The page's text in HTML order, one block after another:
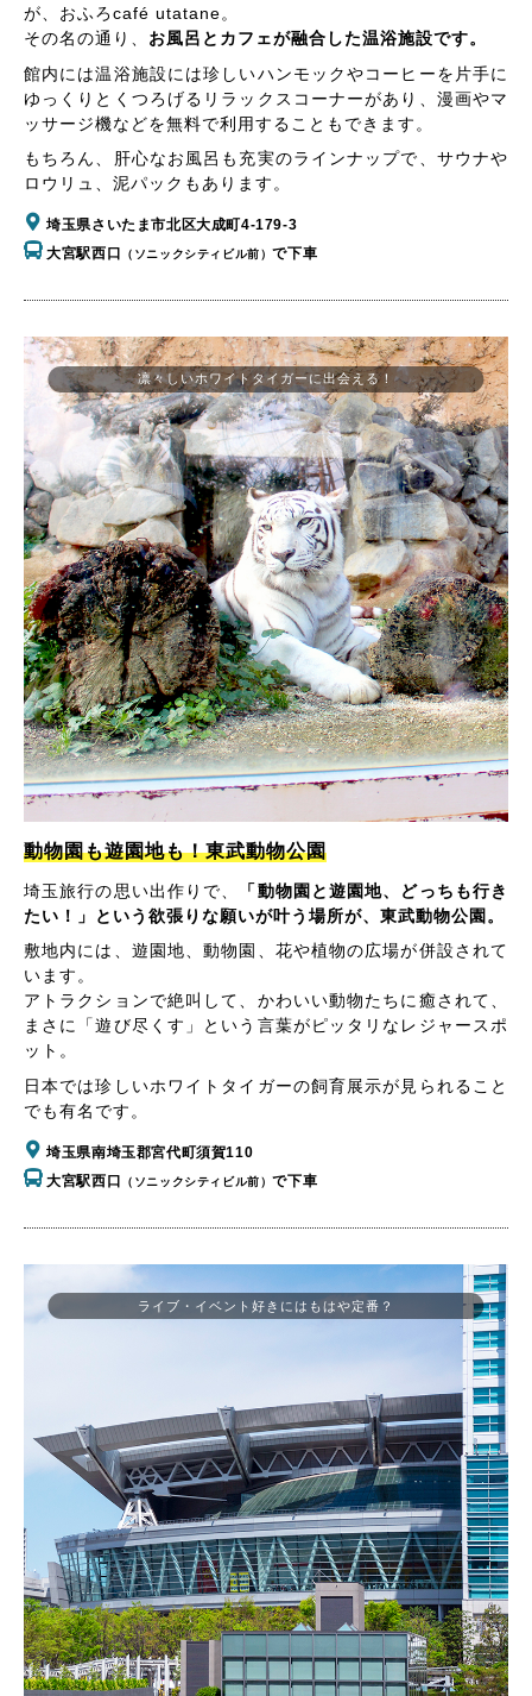
が、おふろcafé utatane。
その名の通り、 お風呂とカフェが融合した温浴施設です。
館内には温浴施設には珍しいハンモックやコーヒーを片手に
ゆっくりとくつろげるリラックスコーナーがあり、漫画やマ
ッサージ機などを無料で利用することもできます。
もちろん、肝心なお風呂も充実のラインナップで、サウナや
ロウリュ、泥パックもあります。
埼玉県さいたま市北区大成町4-179-3
大宮駅西口
（ソニックシティビル前）で下車
凛々しいホワイトタイガーに出会える！
動物園も遊園地も！東武動物公園
埼玉旅行の思い出作りで、
「動物園と遊園地、どっちも行き
たい！」という欲張りな願いが叶う場所が、東武動物公園。
敷地内には、遊園地、動物園、花や植物の広場が併設されて
います。
アトラクションで絶叫して、かわいい動物たちに癒されて、
まさに「遊び尽くす」という言葉がピッタリなレジャースポ
ット。
日本では珍しいホワイトタイガーの飼育展示が見られること
でも有名です。
埼玉県南埼玉郡宮代町須賀110
大宮駅西口
（ソニックシティビル前）で下車
ライブ・イベント好きにはもはや定番？